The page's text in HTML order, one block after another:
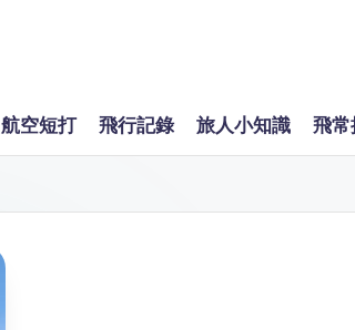
航空短打 飛行記錄 旅人小知識 飛